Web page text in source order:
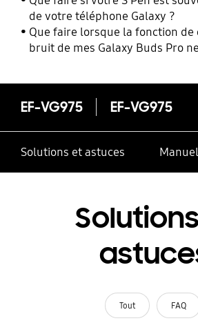
de votre téléphone Galaxy ?
Que faire lorsque la fonction
bruit de mes Galaxy Buds Pro
EF-VG975 EF-VG975
Solutions et astuces
Tout FAQ